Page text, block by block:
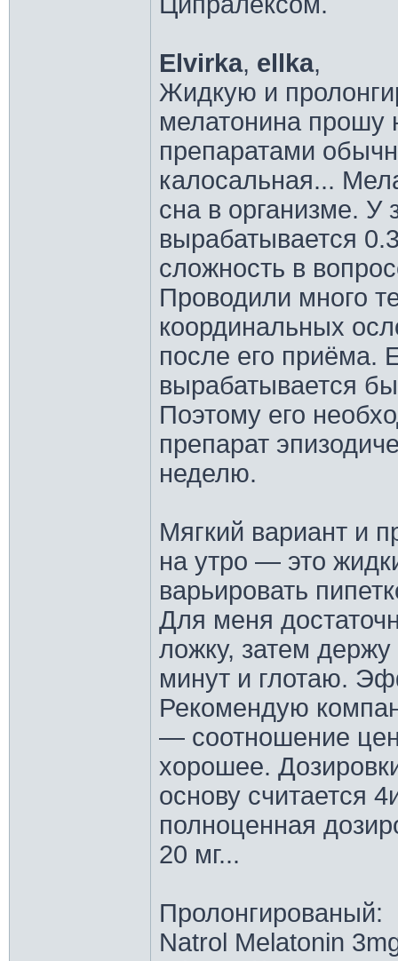
Elvirka, ellka,
Жидкую и
мелатонина прошу
препаратами
калосальная...
сна в организме. У
вырабатывается
сложность в
Проводили много
координальных
после его приёма.
вырабатывается
Поэтому его
препарат
неделю.
Мягкий вариант и
на утро — это
варьировать
Для меня
ложку, затем
минут и глотаю.
Рекомендую
— соотношение
хорошее.
основу считается
полноценная
20 мг...
Пролонгированый:
Natrol Melatonin